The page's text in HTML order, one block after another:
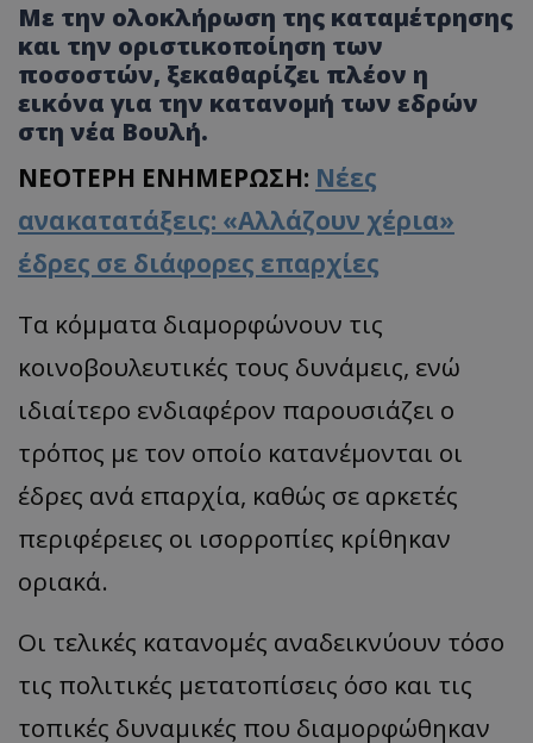
Με την ολοκλήρωση της καταμέτρησης
και την οριστικοποίηση των
ποσοστών, ξεκαθαρίζει πλέον η
εικόνα για την κατανομή των εδρών
στη νέα Βουλή.
ΝΕΟΤΕΡΗ ΕΝΗΜΕΡΩΣΗ: Νέες
ανακατατάξεις: «Αλλάζουν χέρια»
έδρες σε διάφορες επαρχίες
Τα κόμματα διαμορφώνουν τις
κοινοβουλευτικές τους δυνάμεις, ενώ
ιδιαίτερο ενδιαφέρον παρουσιάζει ο
τρόπος με τον οποίο κατανέμονται οι
έδρες ανά επαρχία, καθώς σε αρκετές
περιφέρειες οι ισορροπίες κρίθηκαν
οριακά.
Οι τελικές κατανομές αναδεικνύουν τόσο
τις πολιτικές μετατοπίσεις όσο και τις
τοπικές δυναμικές που διαμορφώθηκαν